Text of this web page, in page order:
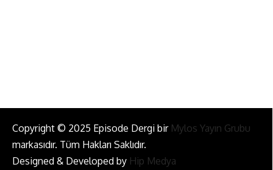
Copyright © 2025 Episode Dergi bir Mylos Yayın Grubu
markasıdır. Tüm Hakları Saklıdır.
Designed & Developed by Hip Medya